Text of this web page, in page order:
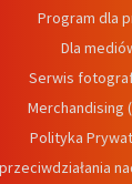
Program dla
Dla
Serwis
Merchandising
Polityka